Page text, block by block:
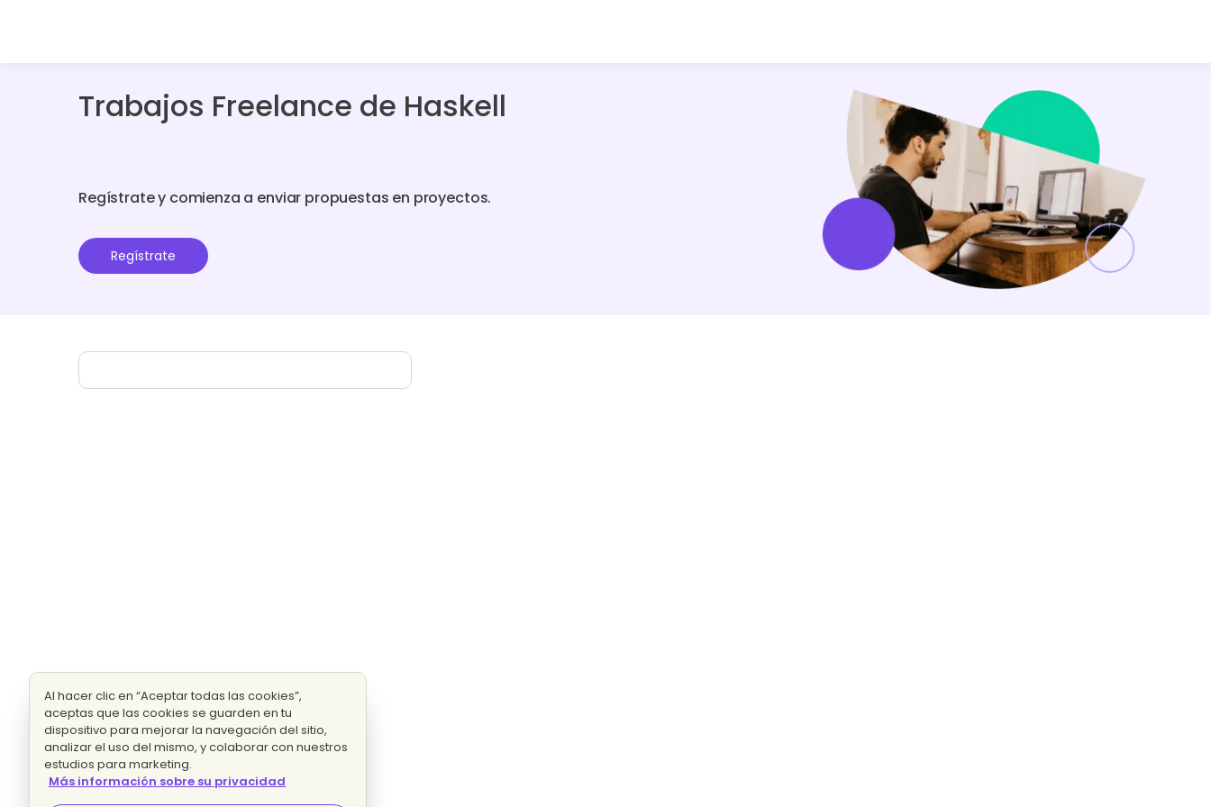
Trabajos Freelance de Haskell
Regístrate y comienza a enviar propuestas en proyectos.
Regístrate
Al hacer clic en “Aceptar todas las cookies”,
aceptas que las cookies se guarden en tu
dispositivo para mejorar la navegación del sitio,
analizar el uso del mismo, y colaborar con nuestros
estudios para marketing.
Más información sobre su privacidad